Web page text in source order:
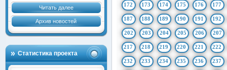
Читать далее
Архив новостей
Статистика проекта
172 173 174 175 176 177
187 188 189 190 191 192
202 203 204 205 206 207
217 218 219 220 221 222
232 233 234 235 236 237